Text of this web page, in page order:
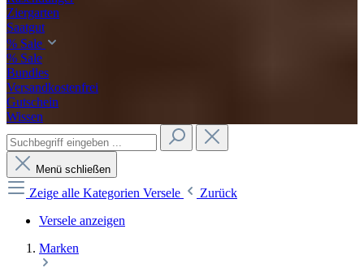
Ziergarten
Saatgut
% Sale
% Sale
Bundles
Versandkostenfrei
Gutschein
Wissen
Menü schließen
Zeige alle Kategorien Versele
Zurück
Versele anzeigen
Marken